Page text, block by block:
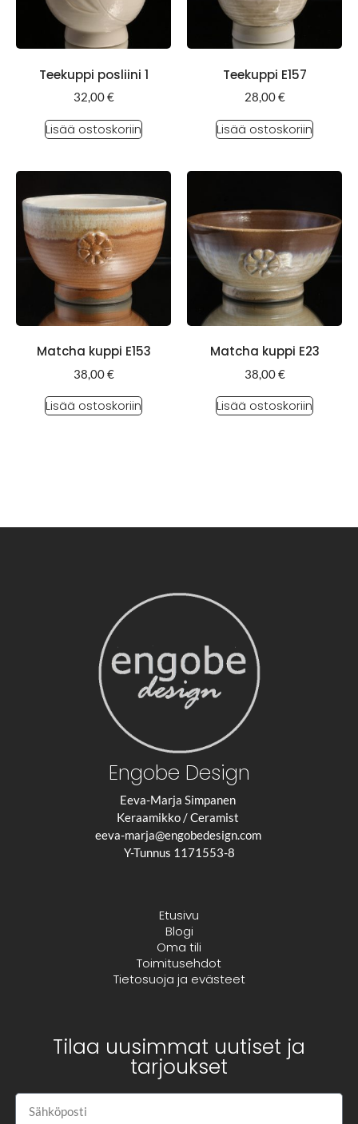
Teekuppi posliini 1
32,00€
Lisää ostoskoriin
Teekuppi E157
28,00€
Lisää ostoskoriin
Matcha kuppi E153
38,00€
Lisää ostoskoriin
Matcha kuppi E23
38,00€
Lisää ostoskoriin
Engobe Design
Eeva-Marja Simpanen
Keraamikko / Ceramist
eeva-marja@engobedesign.com
Y-Tunnus 1171553-8
Etusivu
Blogi
Oma tili
Toimitusehdot
Tietosuoja ja evästeet
Tilaa uusimmat uutiset ja
tarjoukset